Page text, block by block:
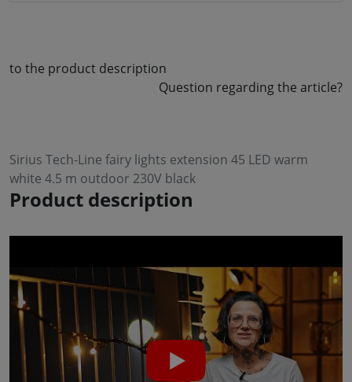
to the product description
Question regarding the article?
Sirius Tech-Line fairy lights extension 45 LED warm
white 4.5 m outdoor 230V black
Product description